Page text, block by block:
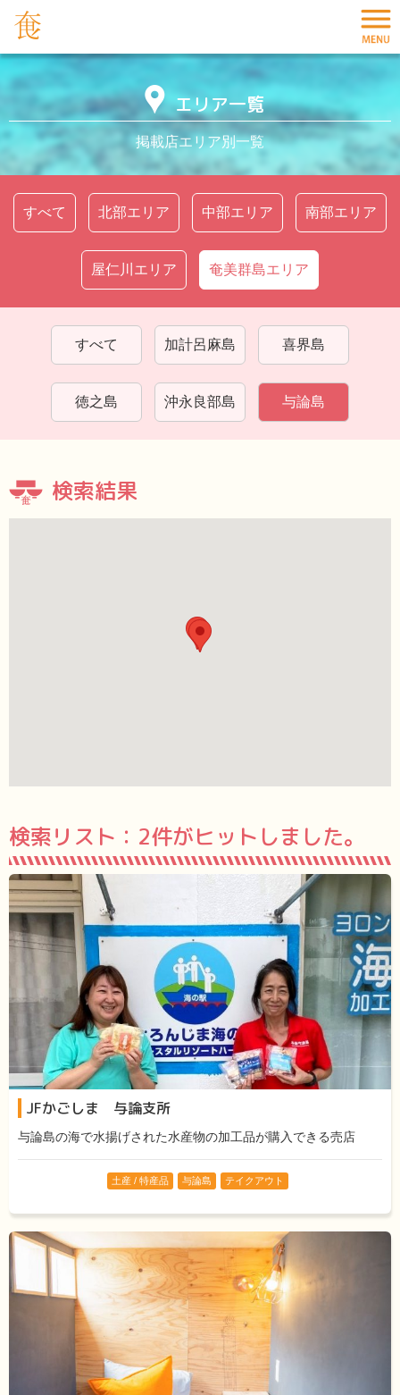
エリア一覧
掲載店エリア別一覧
すべて 北部エリア 中部エリア 南部エリア
屋仁川エリア 奄美群島エリア
すべて 加計呂麻島 喜界島
徳之島 沖永良部島 与論島
検索結果
検索リスト： 2件がヒットしました。
JFかごしま 与論支所
与論島の海で水揚げされた水産物の加工品が購入できる売店
土産 / 特産品 与論島 テイクアウト